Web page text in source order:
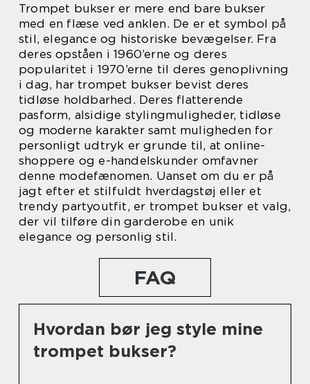
Trompet bukser er mere end bare bukser
med en flæse ved anklen. De er et symbol på
stil, elegance og historiske bevægelser. Fra
deres opståen i 1960’erne og deres
popularitet i 1970’erne til deres genoplivning
i dag, har trompet bukser bevist deres
tidløse holdbarhed. Deres flatterende
pasform, alsidige stylingmuligheder, tidløse
og moderne karakter samt muligheden for
personligt udtryk er grunde til, at online-
shoppere og e-handelskunder omfavner
denne modefænomen. Uanset om du er på
jagt efter et stilfuldt hverdagstøj eller et
trendy partyoutfit, er trompet bukser et valg,
der vil tilføre din garderobe en unik
elegance og personlig stil.
FAQ
Hvordan bør jeg style mine
trompet bukser?